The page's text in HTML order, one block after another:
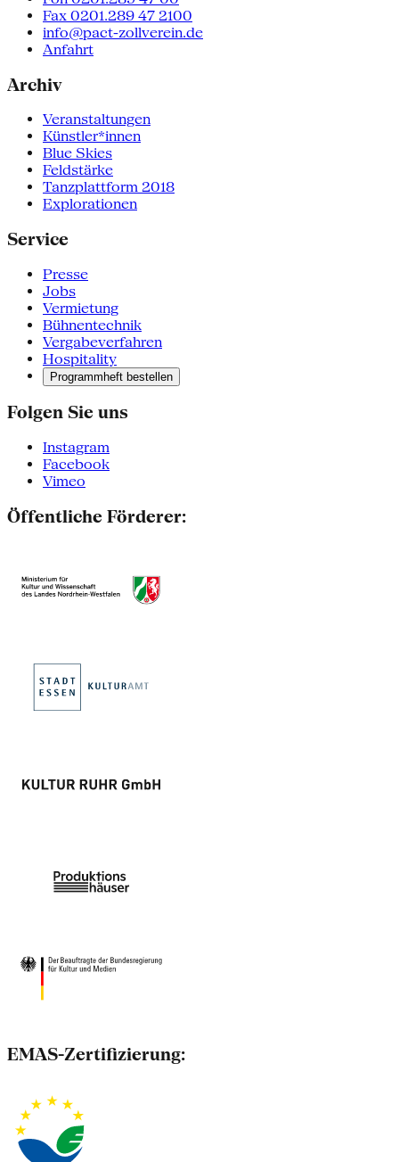
Fax 0201.289 47 2100
info@pact-zollverein.de
Anfahrt
Archiv
Veranstaltungen
Künstler*innen
Blue Skies
Feldstärke
Tanzplattform 2018
Explorationen
Service
Presse
Jobs
Vermietung
Bühnentechnik
Vergabeverfahren
Hospitality
Programmheft bestellen
Folgen Sie uns
Instagram
Facebook
Vimeo
Öffentliche Förderer:
EMAS-Zertifizierung: